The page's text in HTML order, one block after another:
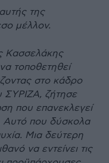
της
µέλλον.
Κασσελάκης
τοποθετηθεί
στο κάδρο
ΣΥΡΙΖΑ, ζήτησε
που επανεκλεγεί
Αυτό που δύσκολα
Μια δεύτερη
να εντείνει τις